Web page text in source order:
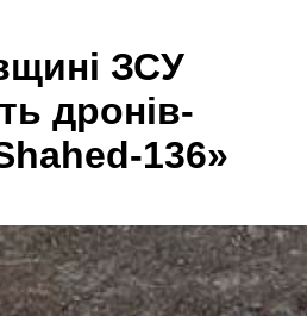
ЗСУ
дронів-
136»